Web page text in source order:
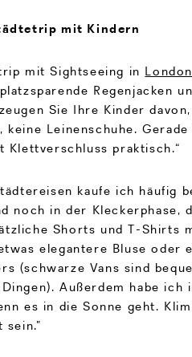
mit Kindern
mit Sightseeing in London
Regenjacken
Sie Ihre Kinder
keine Leinenschuhe.
Klettverschluss praktisch.“
kaufe ich häufig
noch in der Kleckerphase,
Shorts und T-Shirts
elegantere Bluse oder
(schwarze Vans sind
Außerdem habe ich
es in die Sonne geht.